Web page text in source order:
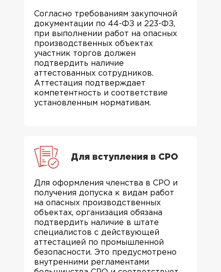
Согласно требованиям закупочной
документации по 44-ФЗ и 223-ФЗ,
при выполнении работ на опасных
производственных объектах
участник торгов должен
подтвердить наличие
аттестованных сотрудников.
Аттестация подтверждает
компетентность и соответствие
установленным нормативам.
Для вступления в СРО
Для оформления членства в СРО и
получения допуска к видам работ
на опасных производственных
объектах, организация обязана
подтвердить наличие в штате
специалистов с действующей
аттестацией по промышленной
безопасности. Это предусмотрено
внутренними регламентами